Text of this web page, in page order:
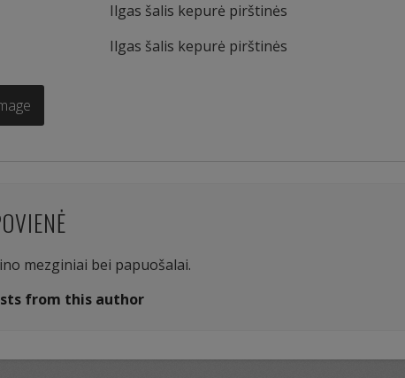
Ilgas šalis kepurė pirštinės
Ilgas šalis kepurė pirštinės
mezginiai bei papuošalai.
from this author